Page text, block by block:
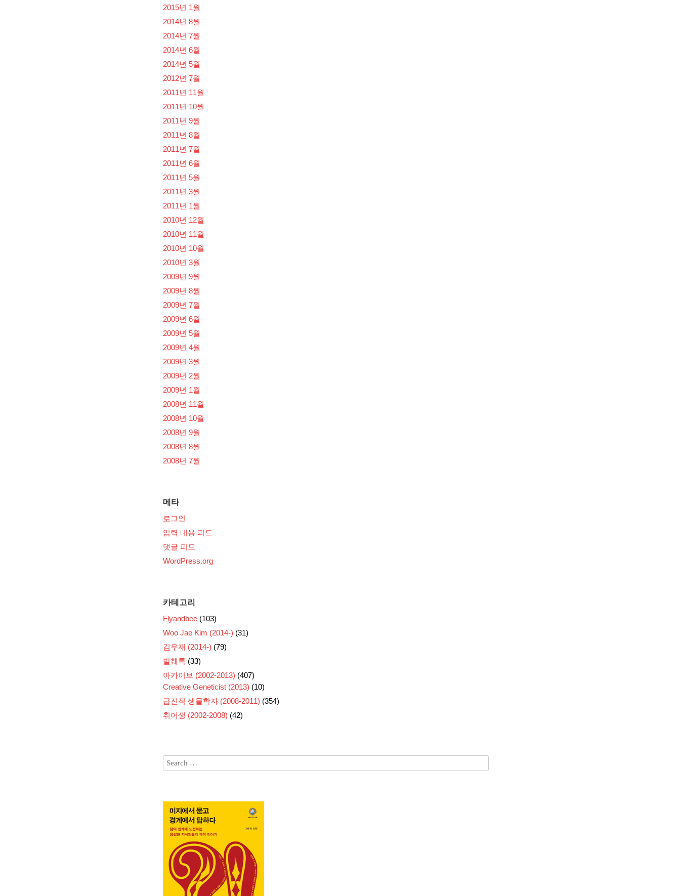
2015년 1월
2014년 8월
2014년 7월
2014년 6월
2014년 5월
2012년 7월
2011년 11월
2011년 10월
2011년 9월
2011년 8월
2011년 7월
2011년 6월
2011년 5월
2011년 3월
2011년 1월
2010년 12월
2010년 11월
2010년 10월
2010년 3월
2009년 9월
2009년 8월
2009년 7월
2009년 6월
2009년 5월
2009년 4월
2009년 3월
2009년 2월
2009년 1월
2008년 11월
2008년 10월
2008년 9월
2008년 8월
2008년 7월
메타
로그인
입력 내용 피드
댓글 피드
WordPress.org
카테고리
Flyandbee (103)
Woo Jae Kim (2014-) (31)
김우재 (2014-) (79)
발췌록 (33)
아카이브 (2002-2013) (407)
Creative Geneticist (2013) (10)
급진적 생물학자 (2008-2011) (354)
취어생 (2002-2008) (42)